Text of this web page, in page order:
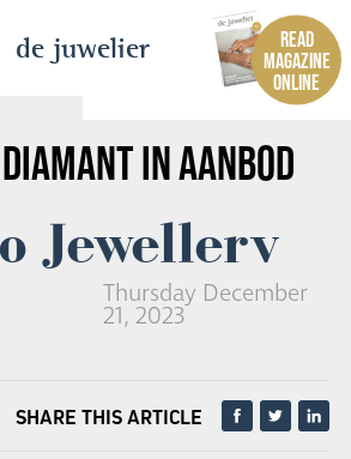
de juwelier
READ
MAGAZINE
ONLINE
IN AANBOD
Jewellery
Thursday December
21, 2023
SHARE THIS ARTICLE